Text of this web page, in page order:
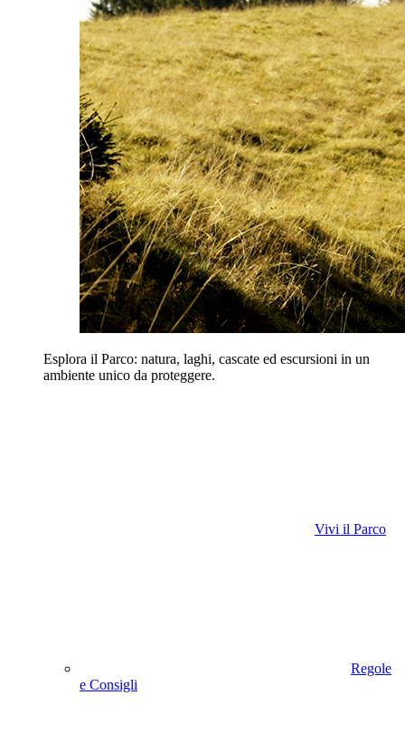
Esplora il Parco: natura, laghi, cascate ed escursioni in un
ambiente unico da proteggere.
Vivi il Parco
Regole
e Consigli